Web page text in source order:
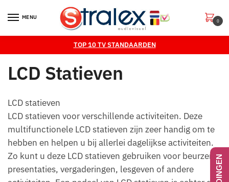
MENU
0
TOP 10 TV STANDAARDEN
LCD Statieven
LCD statieven
LCD statieven voor verschillende activiteiten. Deze
multifunctionele LCD statieven zijn zeer handig om te
hebben en helpen u bij allerlei dagelijkse activiteiten.
Zo kunt u deze LCD statieven gebruiken voor beurzen,
presentaties, vergaderingen, lesgeven of andere